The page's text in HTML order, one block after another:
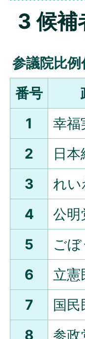
3 候補
参議院比
番号
1
幸福
2
日
3
れい
4
公明
5
ご
6
立憲
7
国民
8
参政